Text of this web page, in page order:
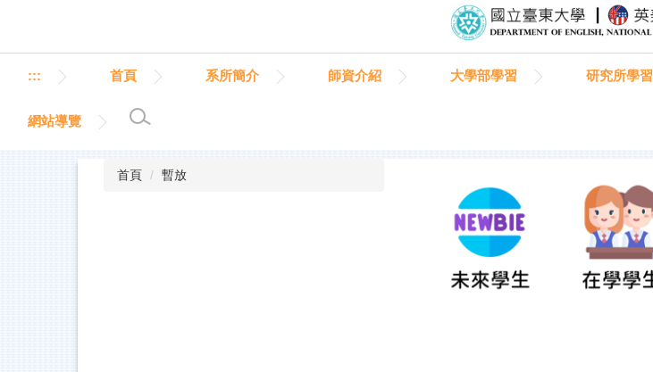
主
::: 首頁 系所簡介 師資介紹 大學部學習 研究所學習
網站導覽
首頁 暫放